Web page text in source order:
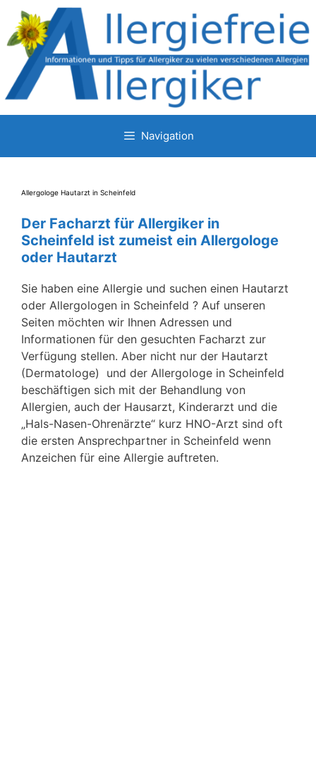
Zum
Inhalt
springen
Navigation
Allergologe Hautarzt in Scheinfeld
Der Facharzt für Allergiker in
Scheinfeld ist zumeist ein Allergologe
oder Hautarzt
Sie haben eine Allergie und suchen einen Hautarzt
oder Allergologen in Scheinfeld ? Auf unseren
Seiten möchten wir Ihnen Adressen und
Informationen für den gesuchten Facharzt zur
Verfügung stellen. Aber nicht nur der Hautarzt
(Dermatologe) und der Allergologe in Scheinfeld
beschäftigen sich mit der Behandlung von
Allergien, auch der Hausarzt, Kinderarzt und die
„Hals-Nasen-Ohrenärzte“ kurz HNO-Arzt sind oft
die ersten Ansprechpartner in Scheinfeld wenn
Anzeichen für eine Allergie auftreten.